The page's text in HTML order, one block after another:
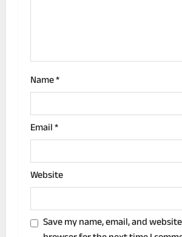
n
Name*
Email*
Website
Save my name, email, and